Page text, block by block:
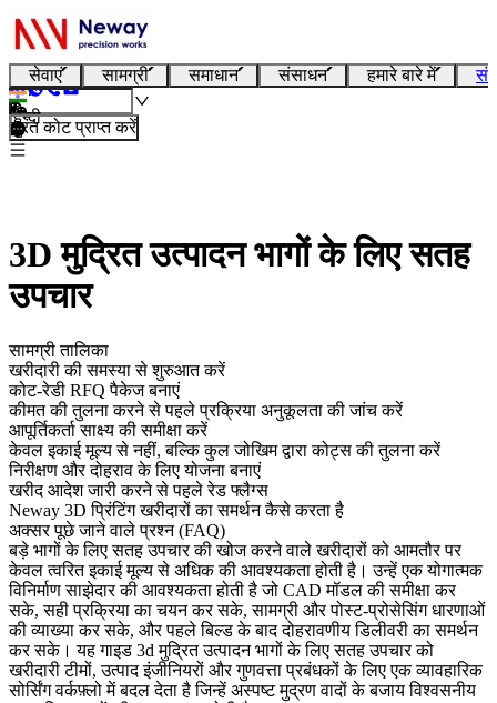
सेवाएं सामग्री समाधान संसाधन हमारे बारे में
हिन्दी
तुरंत कोट प्राप्त करें
3D मुद्रित उत्पादन भागों के लिए सतह
उपचार
सामग्री तालिका
खरीदारी की समस्या से शुरुआत करें
कोट-रेडी RFQ पैकेज बनाएं
कीमत की तुलना करने से पहले प्रक्रिया अनुकूलता की जांच करें
आपूर्तिकर्ता साक्ष्य की समीक्षा करें
केवल इकाई मूल्य से नहीं, बल्कि कुल जोखिम द्वारा कोट्स की तुलना करें
निरीक्षण और दोहराव के लिए योजना बनाएं
खरीद आदेश जारी करने से पहले रेड फ्लैग्स
Neway 3D प्रिंटिंग खरीदारों का समर्थन कैसे करता है
अक्सर पूछे जाने वाले प्रश्न (FAQ)
बड़े भागों के लिए सतह उपचारकी खोज करने वाले खरीदारों को आमतौर पर
केवल त्वरित इकाई मूल्य से अधिक की आवश्यकता होती है। उन्हें एक योगात्मक
विनिर्माण साझेदार की आवश्यकता होती है जो CAD मॉडल की समीक्षा कर
सके, सही प्रक्रिया का चयन कर सके, सामग्री और पोस्ट-प्रोसेसिंग धारणाओं
की व्याख्या कर सके, और पहले बिल्ड के बाद दोहरावणीय डिलीवरी का समर्थन
कर सके। यह गाइड 3d मुद्रित उत्पादन भागों के लिए सतह उपचार को
खरीदारी टीमों, उत्पाद इंजीनियरों और गुणवत्ता प्रबंधकों के लिए एक व्यावहारिक
सोर्सिंग वर्कफ़्लो में बदल देता है जिन्हें अस्पष्ट मुद्रण वादों के बजाय विश्वसनीय